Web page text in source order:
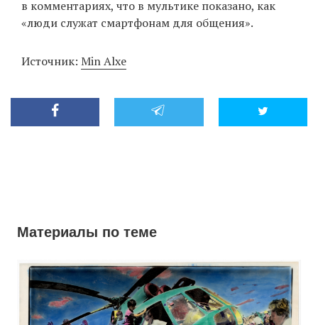
в комментариях, что в мультике показано, как
«люди служат смартфонам для общения».
Источник: Min Alxe
Материалы по теме